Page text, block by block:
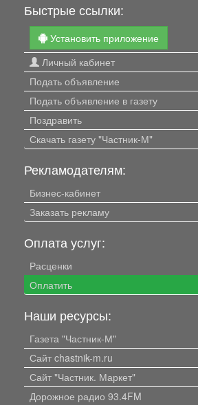
Быстрые ссылки:
Установить приложение
Личный кабинет
Подать объявление
Подать объявление в газету
Поздравить
Скачать газету "Частник-М"
Рекламодателям:
Бизнес-кабинет
Заказать рекламу
Оплата услуг:
Расценки
Оплатить
Наши ресурсы:
Газета "Частник-М"
Сайт chastnik-m.ru
Сайт "Частник. Маркет"
Дорожное радио 93.4FM